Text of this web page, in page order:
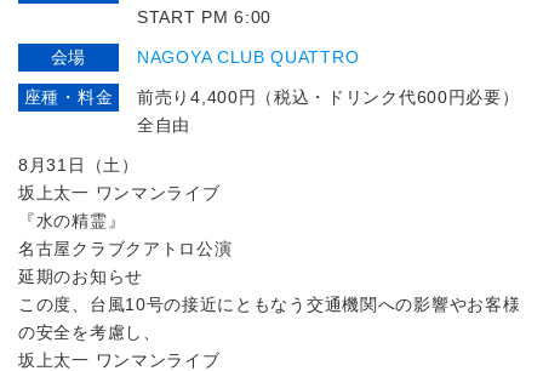
START PM 6:00
会場 NAGOYA CLUB QUATTRO
座種・料金
前売り4,400円（税込・ドリンク代600円必要）
全自由
8月31日（土）
坂上太一 ワンマンライブ
『水の精霊』
名古屋クラブクアトロ公演
延期のお知らせ
この度、台風10号の接近にともなう交通機関への影響やお客様
の安全を考慮し、
坂上太一 ワンマンライブ